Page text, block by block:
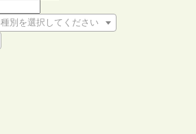
別を選択してください
してください